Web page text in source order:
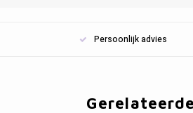
Persoonlijk advies